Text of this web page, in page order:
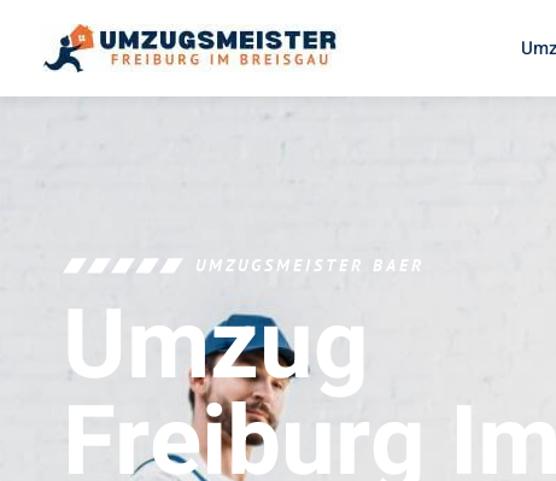
UMZUGSMEISTER BAER
Umzug
Freiburg Im